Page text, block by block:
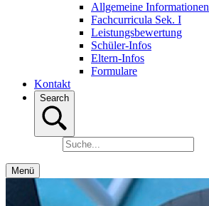
Allgemeine Informationen
Fachcurricula Sek. I
Leistungsbewertung
Schüler-Infos
Eltern-Infos
Formulare
Kontakt
Search
Menü